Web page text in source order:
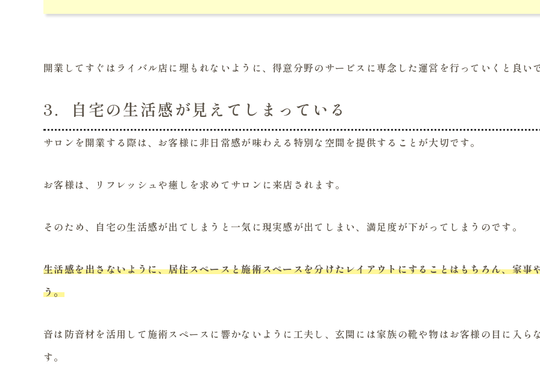
開業してすぐはライバル店に埋もれないように、得意分野のサービスに専念した運営を行っていくと良い
3．自宅の生活感が見えてしまっている
サロンを開業する際は、お客様に非日常感が味わえる特別な空間を提供することが大切です。
お客様は、リフレッシュや癒しを求めてサロンに来店されます。
そのため、自宅の生活感が出てしまうと一気に現実感が出てしまい、満足度が下がってしまうのです。
生活感を出さないように、居住スペースと施術スペースを分けたレイアウトにすることはもちろん、家
う。
音は防音材を活用して施術スペースに響かないように工夫し、玄関には家族の靴や物はお客様の目に入
す。